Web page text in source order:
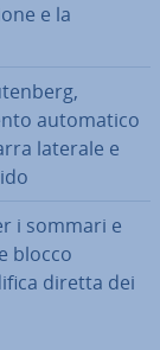
e la
au­to­ma­ti­co
laterale e
i sommari e
blocco
diretta dei